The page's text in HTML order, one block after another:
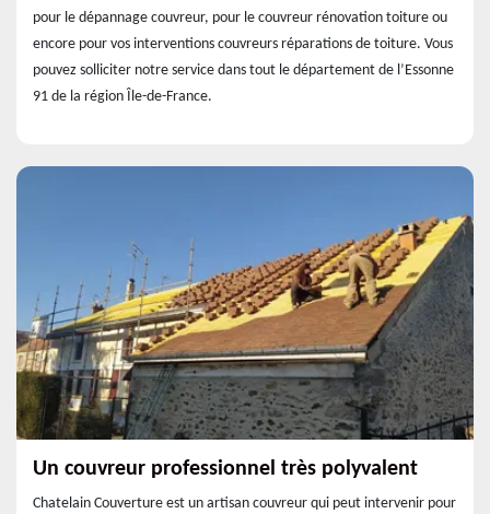
pour le dépannage couvreur, pour le couvreur rénovation toiture ou
encore pour vos interventions couvreurs réparations de toiture. Vous
pouvez solliciter notre service dans tout le département de l’Essonne
91 de la région Île-de-France.
Un couvreur professionnel très polyvalent
Chatelain Couverture est un artisan couvreur qui peut intervenir pour